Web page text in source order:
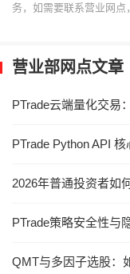
务，如需要联系营业网点
营业部网点文章
PTrade云端量化交易
PTrade Python API
2026年普通投资者如
PTrade策略安全性与
QMT与多因子选股：